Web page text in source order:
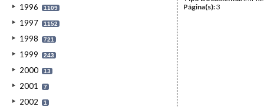
1996 1109
1997 1152
1998 721
1999 243
2000 13
2001 7
2002 1
Página(s):3